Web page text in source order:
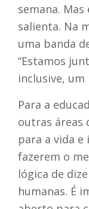
semana. Mas
salienta. Na
uma banda
“Estamos
inclusive, um
Para a
outras áreas
para a vida e
fazerem o
lógica de
humanas. É